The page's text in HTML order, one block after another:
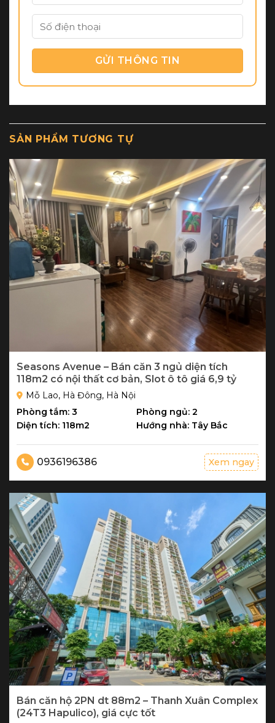
SẢN PHẨM TƯƠNG TỰ
Seasons Avenue – Bán căn 3 ngủ diện tích
118m2 có nội thất cơ bản, Slot ô tô giá 6,9 tỷ
Mỗ Lao, Hà Đông, Hà Nội
Phòng tắm: 3
Phòng ngủ: 2
Diện tích: 118m2
Hướng nhà: Tây Bắc
0936196386 Xem ngay
Bán căn hộ 2PN dt 88m2 – Thanh Xuân Complex
(24T3 Hapulico), giá cực tốt